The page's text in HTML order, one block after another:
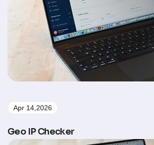
Apr 14,2026
Geo IP Checker